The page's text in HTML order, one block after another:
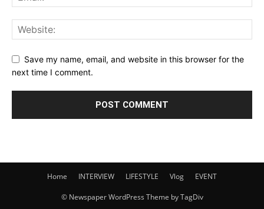
Save my name, email, and website in this browser for the
next time I comment.
Home INTERVIEW LIFESTYLE Vlog EVENT
© Newspaper WordPress Theme by TagDiv